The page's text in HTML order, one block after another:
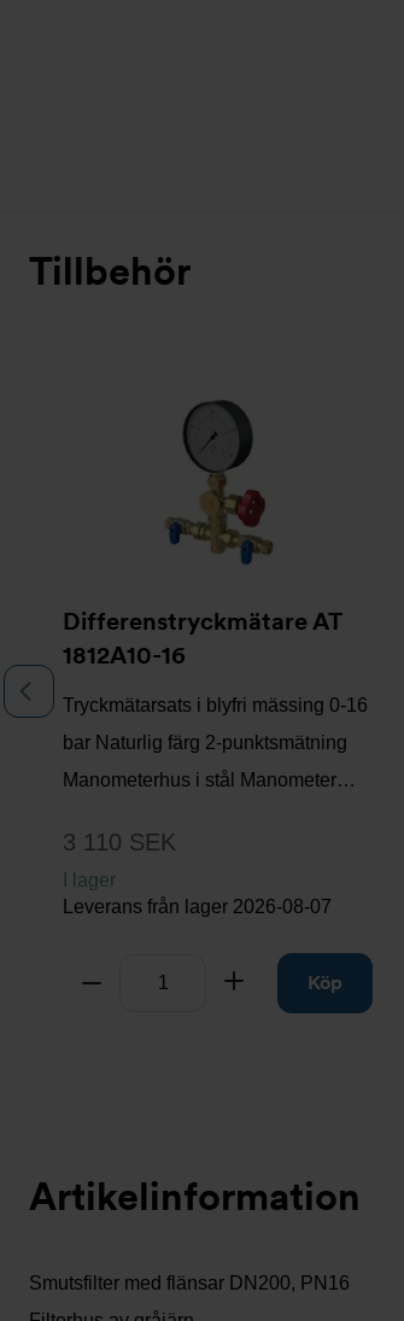
Tillbehör
Differenstryckmätare AT
1812A10-16
Tryckmätarsats i blyfri mässing 0-16
bar Naturlig färg 2-punktsmätning
Manometerhus i stål Manometer…
3 110 SEK
I lager
Leverans från lager 2026-08-07
Ta bort Lägg tillKöp
Artikelinformation
Smutsfilter med flänsar DN200, PN16